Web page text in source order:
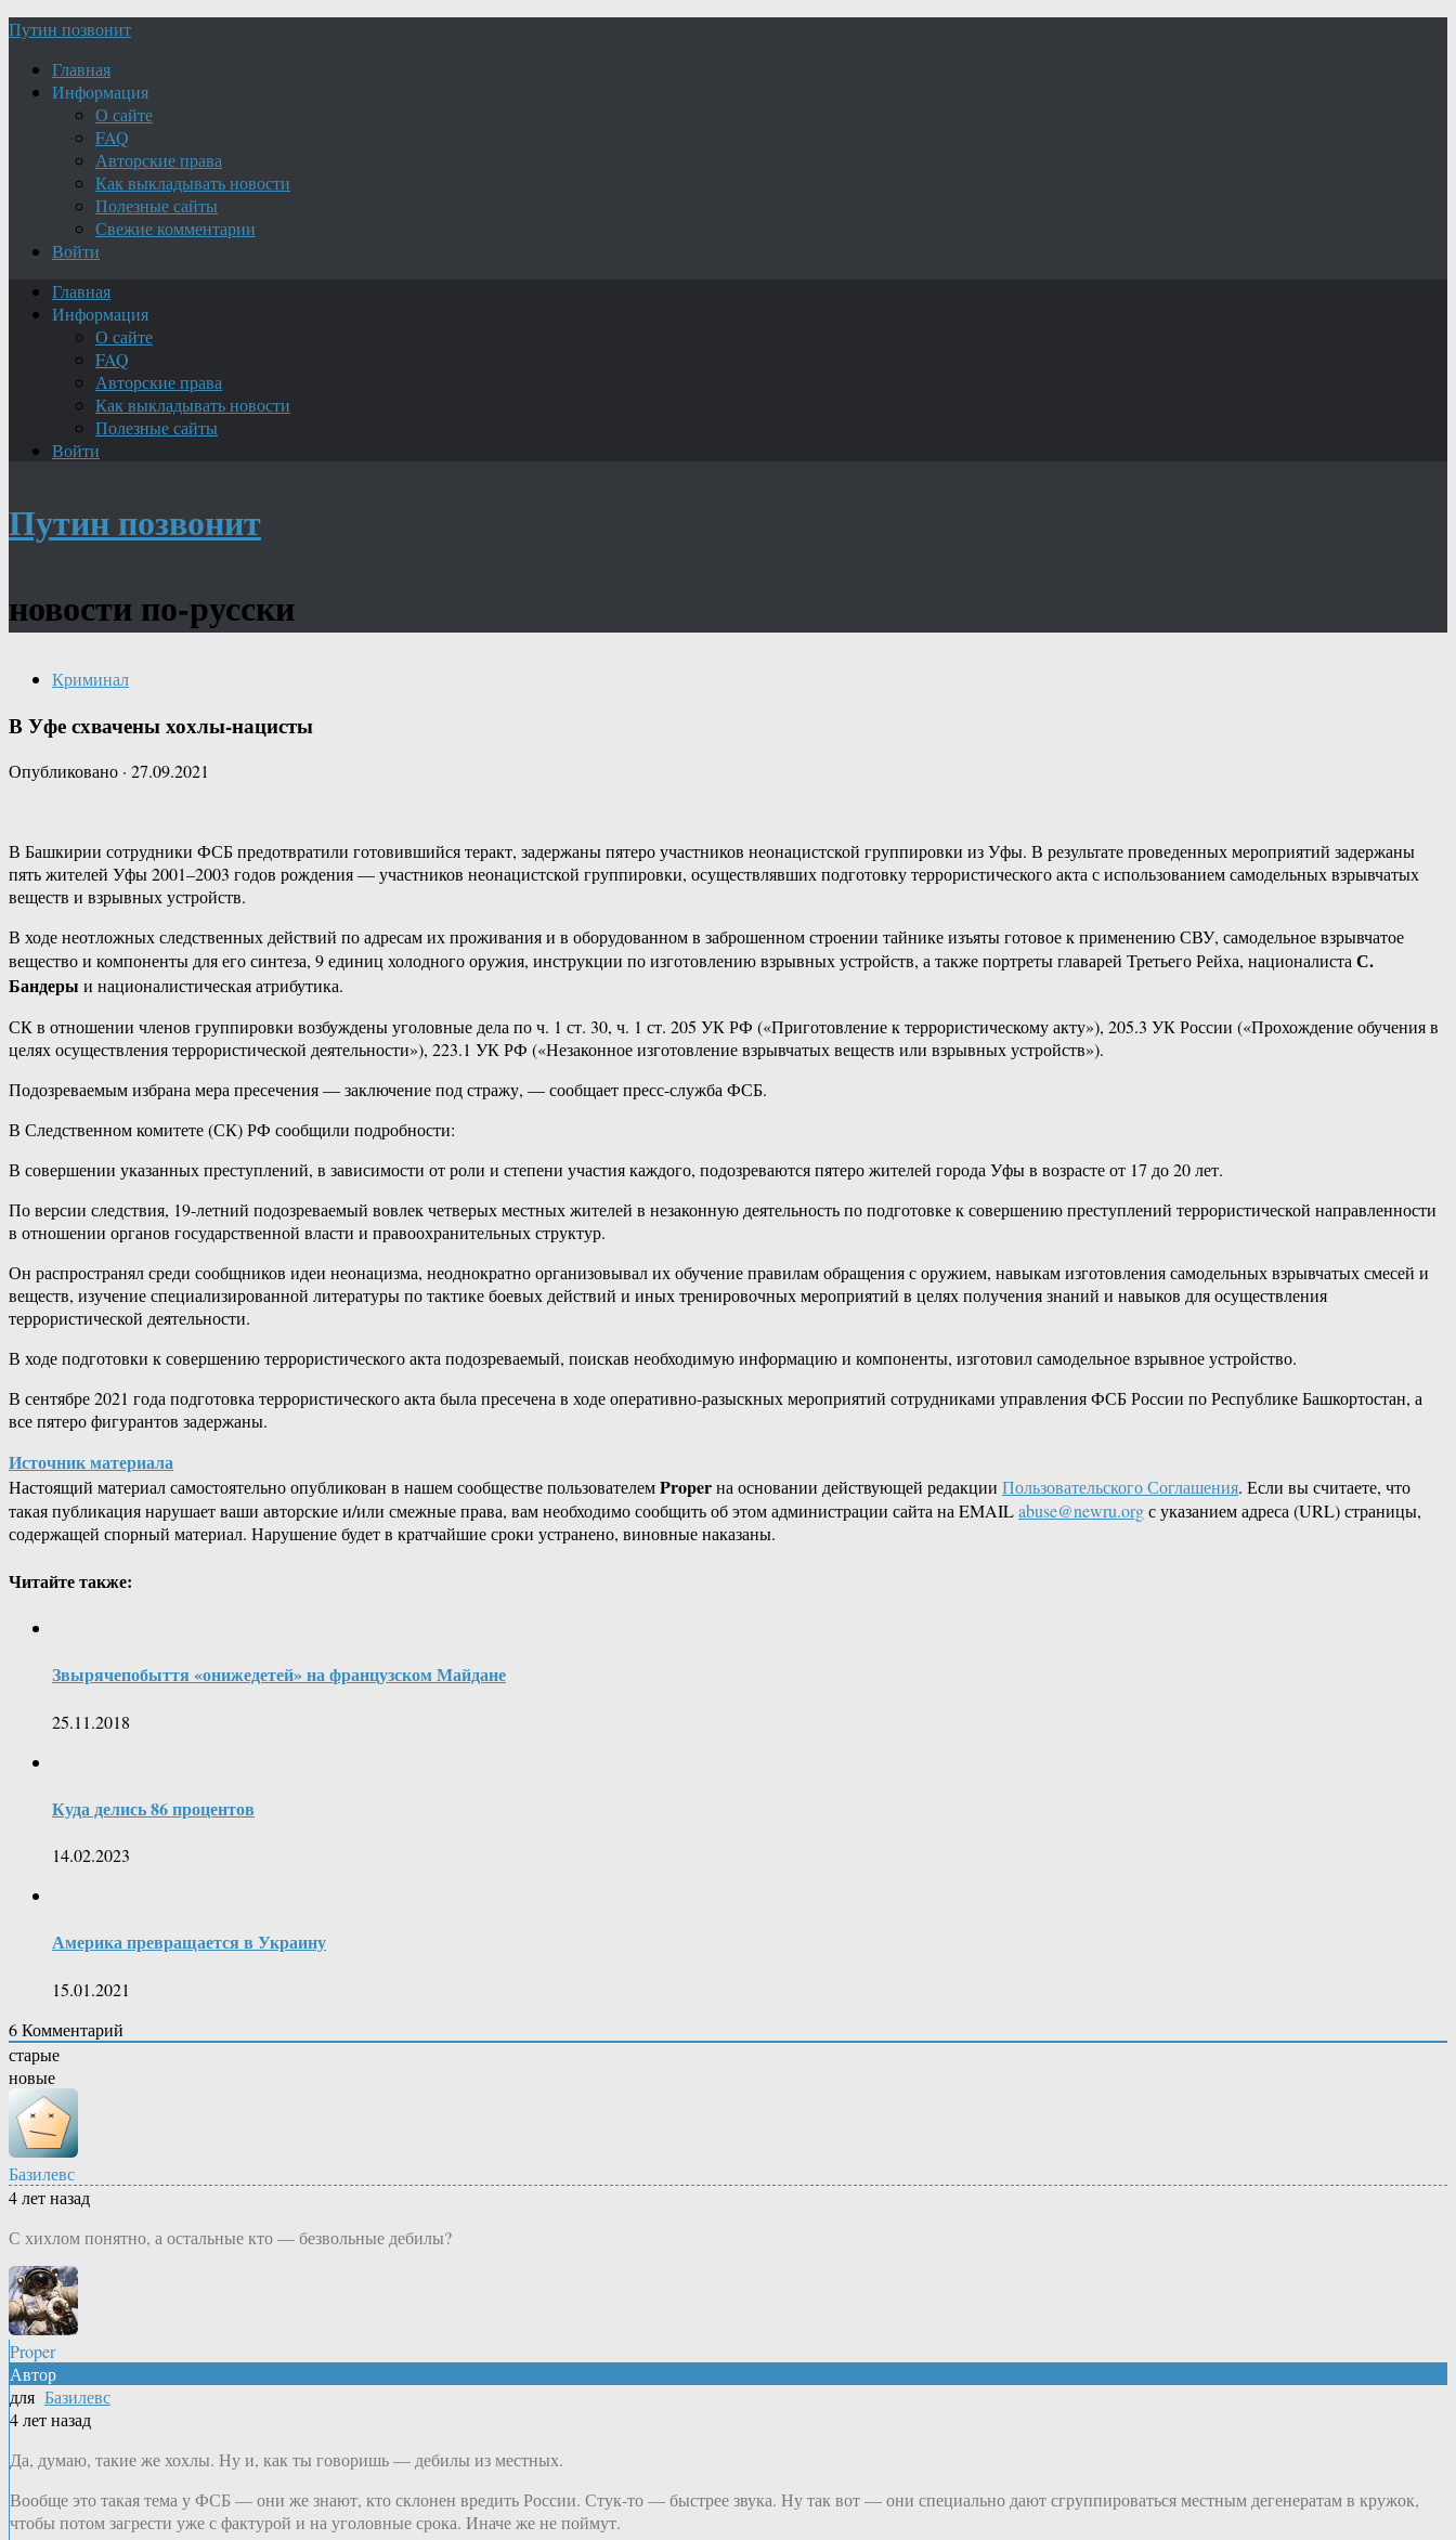
Путин позвонит
Главная
Информация
О сайте
FAQ
Авторские права
Как выкладывать новости
Полезные сайты
Свежие комментарии
Войти
Главная
Информация
О сайте
FAQ
Авторские права
Как выкладывать новости
Полезные сайты
Войти
Путин позвонит
новости по-русски
Криминал
В Уфе схвачены хохлы-нацисты
Опубликовано · 27.09.2021
В Башкирии сотрудники ФСБ предотвратили готовившийся теракт, задержаны пятеро участников неонацистской группировки из Уфы. В результате проведенных мероприятий задержаны
пять жителей Уфы 2001–2003 годов рождения — участников неонацистской группировки, осуществлявших подготовку террористического акта с использованием самодельных взрывчатых
веществ и взрывных устройств.
В ходе неотложных следственных действий по адресам их проживания и в оборудованном в заброшенном строении тайнике изъяты готовое к применению СВУ, самодельное взрывчатое
вещество и компоненты для его синтеза, 9 единиц холодного оружия, инструкции по изготовлению взрывных устройств, а также портреты главарей Третьего Рейха, националистаС.
Бандеры и националистическая атрибутика.
СК в отношении членов группировки возбуждены уголовные дела по ч. 1 ст. 30, ч. 1 ст. 205 УК РФ («Приготовление к террористическому акту»), 205.3 УК России («Прохождение обучения в
целях осуществления террористической деятельности»), 223.1 УК РФ («Незаконное изготовление взрывчатых веществ или взрывных устройств»).
Подозреваемым избрана мера пресечения — заключение под стражу, — сообщает пресс-служба ФСБ.
В Следственном комитете (СК) РФ сообщили подробности:
В совершении указанных преступлений, в зависимости от роли и степени участия каждого, подозреваются пятеро жителей города Уфы в возрасте от 17 до 20 лет.
По версии следствия, 19-летний подозреваемый вовлек четверых местных жителей в незаконную деятельность по подготовке к совершению преступлений террористической направленности
в отношении органов государственной власти и правоохранительных структур.
Он распространял среди сообщников идеи неонацизма, неоднократно организовывал их обучение правилам обращения с оружием, навыкам изготовления самодельных взрывчатых смесей и
веществ, изучение специализированной литературы по тактике боевых действий и иных тренировочных мероприятий в целях получения знаний и навыков для осуществления
террористической деятельности.
В ходе подготовки к совершению террористического акта подозреваемый, поискав необходимую информацию и компоненты, изготовил самодельное взрывное устройство.
В сентябре 2021 года подготовка террористического акта была пресечена в ходе оперативно-разыскных мероприятий сотрудниками управления ФСБ России по Республике Башкортостан, а
все пятеро фигурантов задержаны.
Источник материала
Настоящий материал самостоятельно опубликован в нашем сообществе пользователемProperна основании действующей редакции Пользовательского Соглашения. Если вы считаете, что
такая публикация нарушает ваши авторские и/или смежные права, вам необходимо сообщить об этом администрации сайта на EMAILabuse@newru.orgс указанием адреса (URL) страницы,
содержащей спорный материал. Нарушение будет в кратчайшие сроки устранено, виновные наказаны.
Читайте также:
Звырячепобыття «онижедетей» на французском Майдане
25.11.2018
Куда делись 86 процентов
14.02.2023
Америка превращается в Украину
15.01.2021
6Комментарий
старые
новые
Базилевс
4 лет назад
С хихлом понятно, а остальные кто — безвольные дебилы?
Proper
Автор
для Базилевс
4 лет назад
Да, думаю, такие же хохлы. Ну и, как ты говоришь — дебилы из местных.
Вообще это такая тема у ФСБ — они же знают, кто склонен вредить России. Стук-то — быстрее звука. Ну так вот — они специально дают сгруппироваться местным дегенератам в кружок,
чтобы потом загрести уже с фактурой и на уголовные срока. Иначе же не поймут.